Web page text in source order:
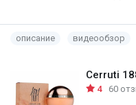
описание видеообзор
Cerruti
4 60